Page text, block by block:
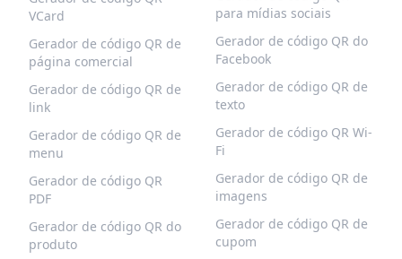
VCard
Gerador de código QR de
página comercial
Gerador de código QR de
link
Gerador de código QR de
menu
Gerador de código QR
PDF
Gerador de código QR do
produto
para mídias sociais
Gerador de código QR do
Facebook
Gerador de código QR de
texto
Gerador de código QR Wi-
Fi
Gerador de código QR de
imagens
Gerador de código QR de
cupom